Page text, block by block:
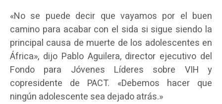
«No se puede decir que vayamos por el buen
camino para acabar con el sida si sigue siendo la
principal causa de muerte de los adolescentes en
África», dijo Pablo Aguilera, director ejecutivo del
Fondo para Jóvenes Líderes sobre VIH y
copresidente de PACT. «Debemos hacer que
ningún adolescente sea dejado atrás.»